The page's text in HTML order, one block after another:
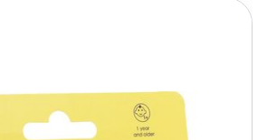
40 mm